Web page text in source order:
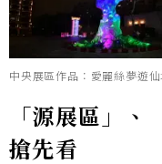
中央展區作品：愛麗絲夢遊
「源展區」
搶先看